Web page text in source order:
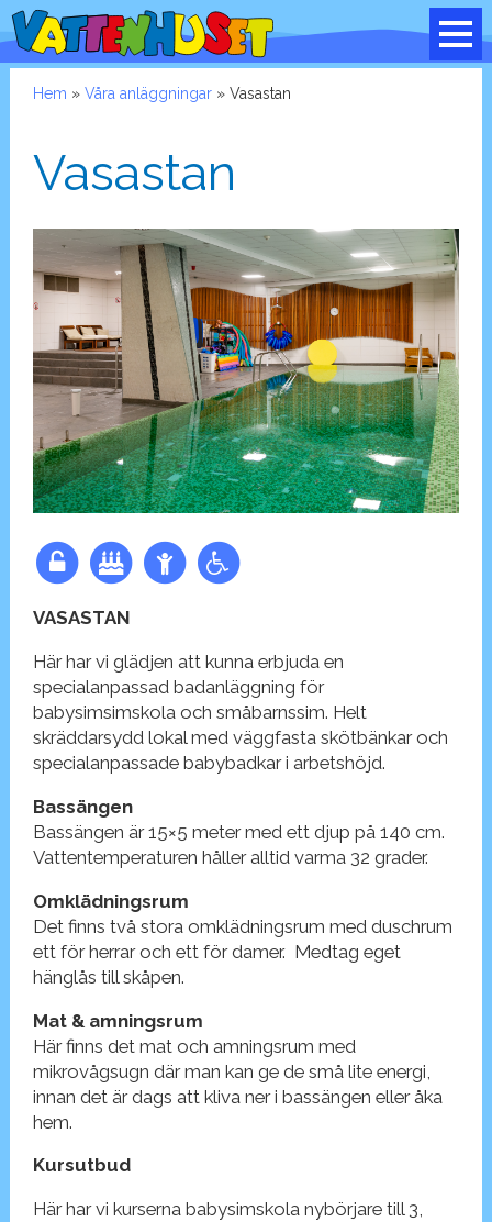
Hem » Våra anläggningar» Vasastan
Vasastan
VASASTAN
Här har vi glädjen att kunna erbjuda en
specialanpassad badanläggning för
babysimsimskola och småbarnssim. Helt
skräddarsydd lokal med väggfasta skötbänkar och
specialanpassade babybadkar i arbetshöjd.
Bassängen
Bassängen är 15×5 meter med ett djup på 140 cm.
Vattentemperaturen håller alltid varma 32 grader.
Omklädningsrum
Det finns två stora omklädningsrum med duschrum
ett för herrar och ett för damer. Medtag eget
hänglås till skåpen.
Mat & amningsrum
Här finns det mat och amningsrum med
mikrovågsugn där man kan ge de små lite energi,
innan det är dags att kliva ner i bassängen eller åka
hem.
Kursutbud
Här har vi kurserna babysimskola nybörjare till 3,